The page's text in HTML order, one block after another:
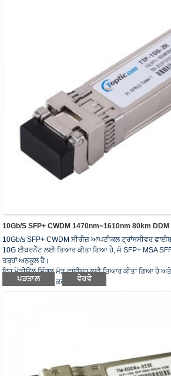
10Gb/s SFP+ CWDM 1470nm~1610nm 80km
10Gb/s SFP+ CWDM ਸੀਰੀਜ਼ ਆਪਟੀਕਲ ਟ੍ਰਾਂਸਸੀਵਰ
10G ਈਥਰਨੈੱਟ ਲਈ ਤਿਆਰ ਕੀਤਾ ਗਿਆ ਹੈ, ਜੋ SFP+ MSA
ਤਰ੍ਹਾਂ ਅਨੁਕੂਲ ਹੈ।
ਇਹ ਮੋਡੀਊਲ ਸਿੰਗਲ ਮੋਡ ਫਾਈਬਰ ਲਈ ਤਿਆਰ ਕੀਤਾ ਗਿਆ ਹੈ ਅਤੇ
ਤਰੰਗ-ਲੰਬਾਈ 'ਤੇ ਕੰਮ ਕਰਦਾ ਹੈ।
ਪੜਤਾਲ ਵੇਰਵੇ